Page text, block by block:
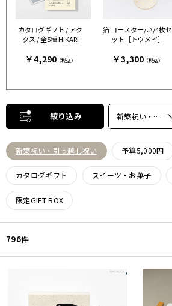
カタログギフト / アク
タス / 全5種 HIKARI
￥4,290（税込）
箔 コースター/い/4枚セ
ット［トウメイ］
￥3,300（税込）
絞り込み 新築祝い・引っ越し祝い
新築祝い・引っ越し祝い 予算5,000円
カタログギフト スイーツ・お菓子
限定GIFT BOX
796件